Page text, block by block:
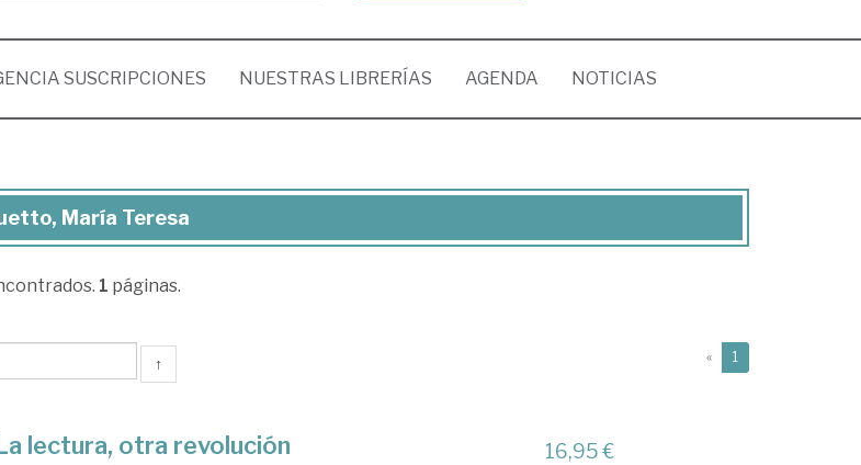
SUSCRIPCIONES NUESTRAS LIBRERÍAS AGENDA NOTICIAS
María Teresa
1 páginas.
↑ « 1
lectura, otra revolución 16,95 €